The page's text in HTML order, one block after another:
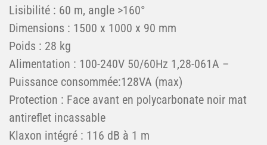
Lisibilité : 60 m, angle >160°
Dimensions : 1500 x 1000 x 90 mm
Poids : 28 kg
Alimentation : 100-240V 50/60Hz 1,28-061A –
Puissance consommée:128VA (max)
Protection : Face avant en polycarbonate noir mat
antireflet incassable
Klaxon intégré : 116 dB à 1 m